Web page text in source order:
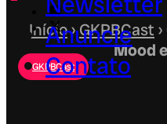
Anuncie
Contato
FESTA JUNINA
NOVIDADES
CAMPANHAS CRIATIVAS
Início›GKPBCast ›
Mood
GKPBCast